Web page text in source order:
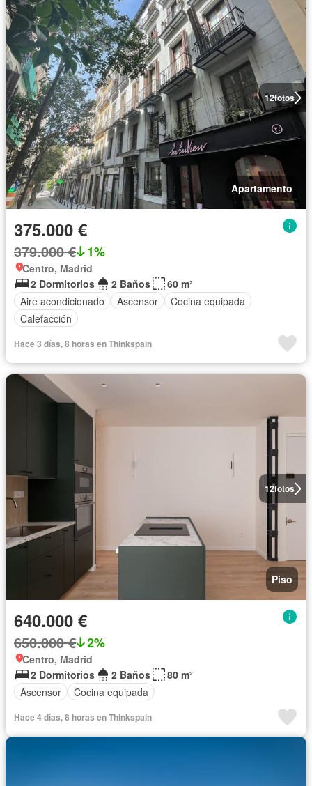
12fotos
Apartamento
375.000 €
379.000 € 1%
Centro, Madrid
2 Dormitorios
2 Baños
60 m²
Aire acondicionado
Ascensor
Cocina equipada
Calefacción
Hace 3 días, 8 horas en Thinkspain
12fotos
Piso
640.000 €
650.000 € 2%
Centro, Madrid
2 Dormitorios
2 Baños
80 m²
Ascensor
Cocina equipada
Hace 4 días, 8 horas en Thinkspain